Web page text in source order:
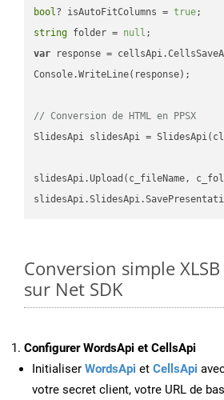
bool? isAutoFitColumns = true
string folder = null
var response =
Console.WriteLine(response);
// Conversion de HTML en PPSX
SlidesApi slidesApi =
slidesApi.Upload(c_fileName,
Conversion simple XLSB
sur Net SDK
Configurer WordsApi et CellsApi
Initialiser WordsApi et CellsApi
votre secret client, votre URL de